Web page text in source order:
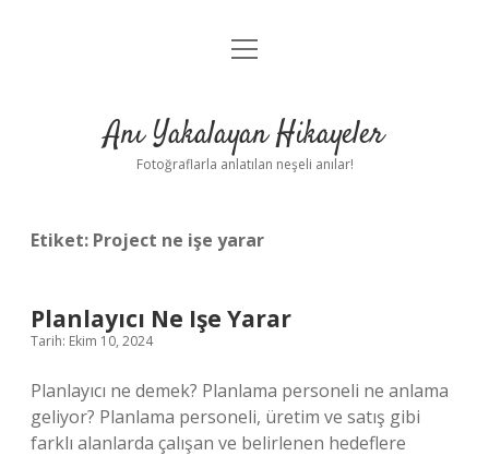
Anasayfa
Yasal Uyarı
menüyü
Anı Yakalayan Hikayeler
Fotoğraflarla anlatılan neşeli anılar!
Etiket: Project ne işe yarar
Planlayıcı Ne Işe Yarar
Tarih: Ekim 10, 2024
Planlayıcı ne demek? Planlama personeli ne anlama
geliyor? Planlama personeli, üretim ve satış gibi
farklı alanlarda çalışan ve belirlenen hedeflere